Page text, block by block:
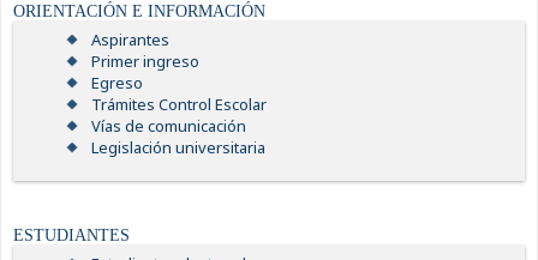
ORIENTACIÓN E INFORMACIÓN
Aspirantes
Primer ingreso
Egreso
Trámites Control Escolar
Vías de comunicación
Legislación universitaria
ESTUDIANTES